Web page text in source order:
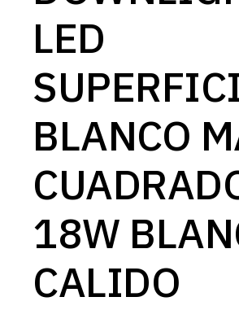
LED
BLANCO
18W
CALIDO